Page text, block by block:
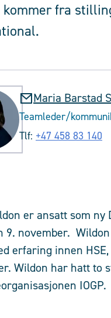
fra
Maria Barstad
Teamleder/
Tlf: +47 458 83 140
er ansatt som
9. november.
erfaring innen
Wildon har hatt to
IOGP.